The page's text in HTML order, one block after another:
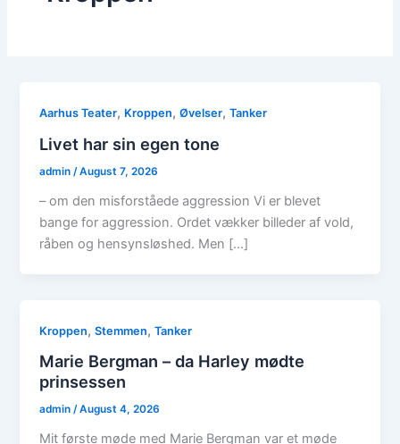
Aarhus Teater, Kroppen,Øvelser,Tanker
Livet har sin egen tone
admin/August 7, 2026
– om den misforståede aggression Vi er blevet
bange for aggression. Ordet vækker billeder af vold,
råben og hensynsløshed. Men […]
Kroppen,Stemmen,Tanker
Marie Bergman – da Harley mødte
prinsessen
admin/August 4, 2026
Mit første møde med Marie Bergman var et møde